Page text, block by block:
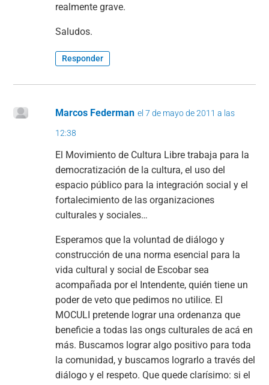
realmente grave.
Saludos.
Responder
Marcos Federman el 7 de mayo de 2011 a las
12:38
El Movimiento de Cultura Libre trabaja para la
democratización de la cultura, el uso del
espacio público para la integración social y el
fortalecimiento de las organizaciones
culturales y sociales…
Esperamos que la voluntad de diálogo y
construcción de una norma esencial para la
vida cultural y social de Escobar sea
acompañada por el Intendente, quién tiene un
poder de veto que pedimos no utilice. El
MOCULI pretende lograr una ordenanza que
beneficie a todas las ongs culturales de acá en
más. Buscamos lograr algo positivo para toda
la comunidad, y buscamos lograrlo a través del
diálogo y el respeto. Que quede clarísimo: si el